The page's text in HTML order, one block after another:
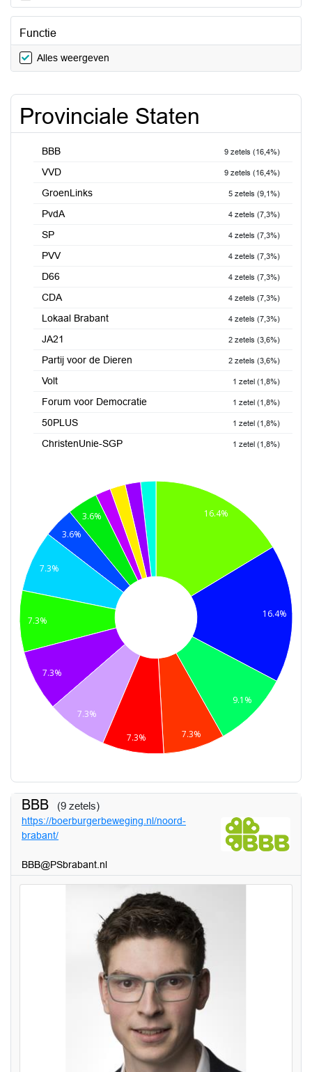
Functie
Alles weergeven
Provinciale Staten
BBB 9 zetels (16,4%)
VVD 9 zetels (16,4%)
GroenLinks 5 zetels (9,1%)
PvdA 4 zetels (7,3%)
SP 4 zetels (7,3%)
PVV 4 zetels (7,3%)
D66 4 zetels (7,3%)
CDA 4 zetels (7,3%)
Lokaal Brabant 4 zetels (7,3%)
JA21 2 zetels (3,6%)
Partij voor de Dieren 2 zetels (3,6%)
Volt 1 zetel (1,8%)
Forum voor Democratie 1 zetel (1,8%)
50PLUS 1 zetel (1,8%)
ChristenUnie-SGP 1 zetel (1,8%)
16.4%
16.4%
9.1%
7.3%
3.6%
3.6%
7.3%
7.3%
7.3%
7.3%
7.3%
BBB (9 zetels)
https://boerburgerbeweging.nl/noord-
brabant/
BBB@PSbrabant.nl